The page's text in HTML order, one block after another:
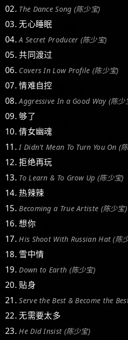
02. The Dance Song (陈少宝)
03. 无心睡眠
04.A Secret Producer (陈少宝)
05. 共同渡过
06. Covers In Low Profile (陈少宝)
07. 情难自控
08.Aggressive In a Good Way (陈少
09. 够了
10. 倩女幽魂
11.I Didn't Mean To Turn You On (
12. 拒绝再玩
13. To Learn & To Grow Up (陈少宝)
14. 热辣辣
15.Becoming a True Artiste (陈少宝)
16. 想你
17.His Shoot With Russian Hat (陈
18. 雪中情
19.Down to Earth (陈少宝)
20. 贴身
21.Serve the Best & Become the
22. 无需要太多
23.He Did Insist (陈少宝)